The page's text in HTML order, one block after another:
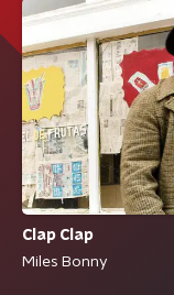
Clap Clap
Miles Bonny